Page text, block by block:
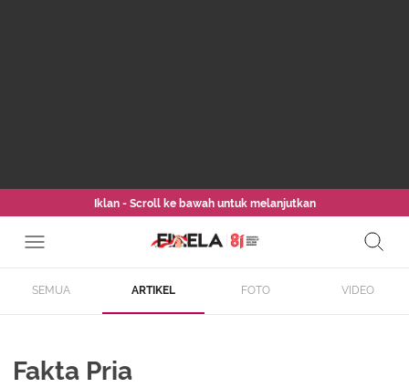
Iklan - Scroll ke bawah untuk melanjutkan
SEMUA ARTIKEL FOTO VIDEO
Fakta Pria